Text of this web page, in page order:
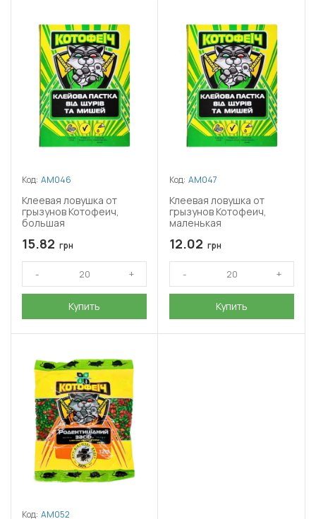
Код: АМ046
Клеевая ловушка от
грызунов Котофеич,
большая
15.82 грн
Купить
Код: АМ047
Клеевая ловушка от
грызунов Котофеич,
маленькая
12.02 грн
Купить
Код: АМ052